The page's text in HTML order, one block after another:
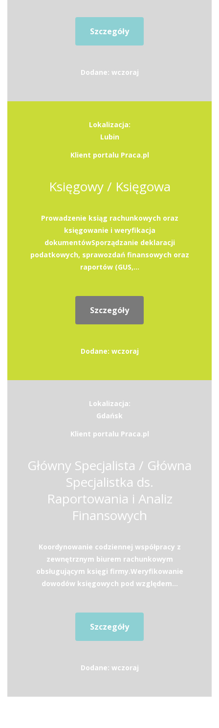
Szczegóły
Dodane: wczoraj
Lokalizacja:
Lubin
Klient portalu Praca.pl
Księgowy / Księgowa
Prowadzenie ksiąg rachunkowych oraz
księgowanie i weryfikacja
dokumentówSporządzanie deklaracji
podatkowych, sprawozdań finansowych oraz
raportów (GUS,...
Szczegóły
Dodane: wczoraj
Lokalizacja:
Gdańsk
Klient portalu Praca.pl
Główny Specjalista / Główna
Specjalistka ds.
Raportowania i Analiz
Finansowych
Koordynowanie codziennej współpracy z
zewnętrznym biurem rachunkowym
obsługującym księgi firmy.Weryfikowanie
dowodów księgowych pod względem...
Szczegóły
Dodane: wczoraj